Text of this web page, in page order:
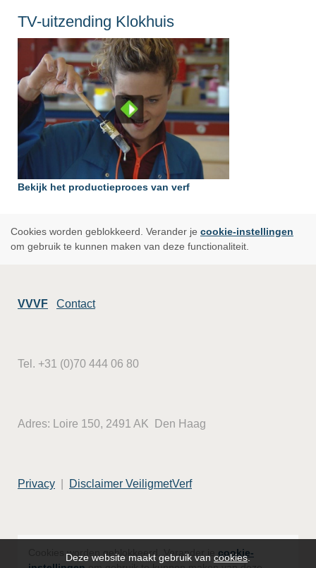
TV-uitzending Klokhuis
Bekijk het productieproces van verf
Cookies worden geblokkeerd. Verander je cookie-instellingen
om gebruik te kunnen maken van deze functionaliteit.
VVVF Contact
Tel. +31 (0)70 444 06 80
Adres: Loire 150, 2491 AK Den Haag
Privacy Disclaimer VeiligmetVerf
Cookies worden geblokkeerd. Verander je cookie-
Deze website maakt gebruik van cookies.